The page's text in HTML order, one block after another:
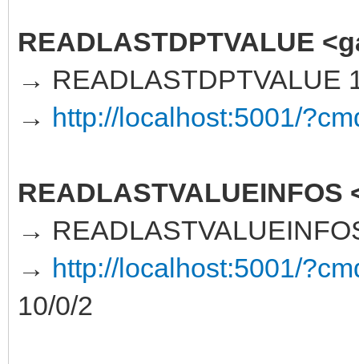
READLASTDPTVALUE
→ READLASTDPTVALUE
→ http://localhost:5001/
READLASTVALUEINFOS
→
→ http://localhost:5001/
10/0/2